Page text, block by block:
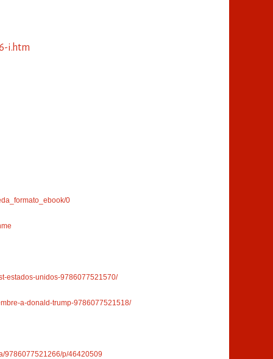
i.htm
0
estados-unidos-9786077521570/
a-donald-trump-9786077521518/
9786077521266/p/46420509